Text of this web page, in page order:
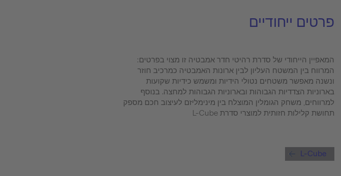
פרטים ייחודיים
המאפיין הייחודי של סדרת רהיטי חדר אמבטיה זו מצוי בפרטים:
המרווח בין המשטח העליון לבין ארונות האמבטיה כמרכיב חוזר
ונשנה מאפשר משטחים נטולי הידיות ומשמש כידיות שקועות
בארוניות הצדדיות הגבוהות ובארוניות הגבוהות למחצה. בנוסף
למרווחים, משחק הגומלין המוצלח בין מינימליזם לעיצוב חכם מספק
תחושת קלילות חזותית למוצרי סדרת L-Cube
L-Cube